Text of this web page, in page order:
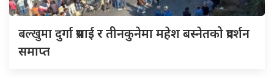
बल्खुमादुर्गा प्रसाई र तीनकुनेमा महेश बस्नेतको प्रदर्शन
समाप्त